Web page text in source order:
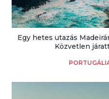
Egy hetes utazás
Közvetlen